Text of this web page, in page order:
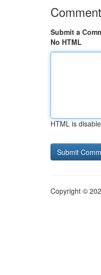
Submit a
No HTML
HTML is
Copyright ©